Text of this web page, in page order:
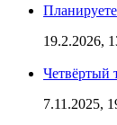
19.2.2026,
Четвёртый
7.11.2025,